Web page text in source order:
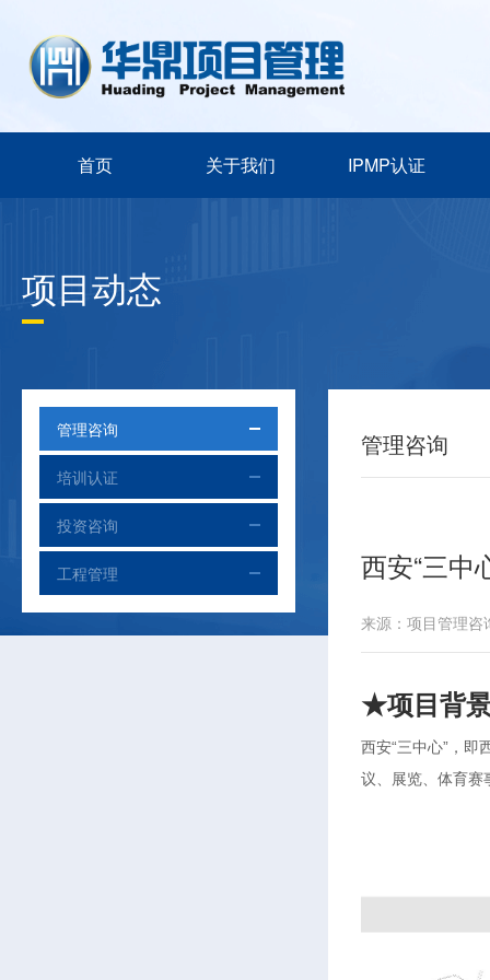
首页 关于我们 IPMP认证
项目动态
管理咨询
培训认证
投资咨询
工程管理
管理咨询
西安“三中
来源：项目管理
★项目背
西安“三中心”，即
议、展览、体育赛